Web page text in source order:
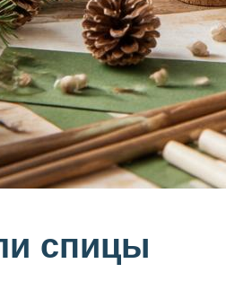
спицы